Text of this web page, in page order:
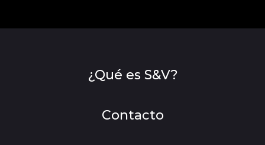
¿Qué es S&V?
Contacto